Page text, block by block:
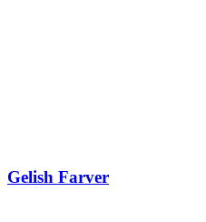
Gelish Farver